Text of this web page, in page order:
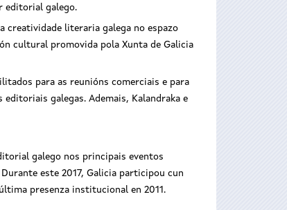
editorial galego.
creatividade literaria galega no espazo
cultural promovida pola Xunta de Galicia
para as reunións comerciais e para
galegas. Ademais, Kalandraka e
galego nos principais eventos
este 2017, Galicia participou cun
presenza institucional en 2011.